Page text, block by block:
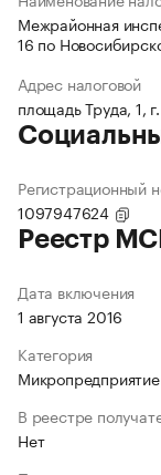
Межрайонная
16 по
Адрес налоговой
площадь Труда, 1,
Регистрационный
1097947624
Реестр
Дата включения
1 августа 2016
Категория
Микропредприятие
В реестре
Нет